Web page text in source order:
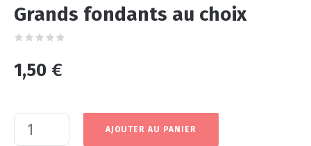
Grands fondants au choix
1,50 €
AJOUTER AU PANIER